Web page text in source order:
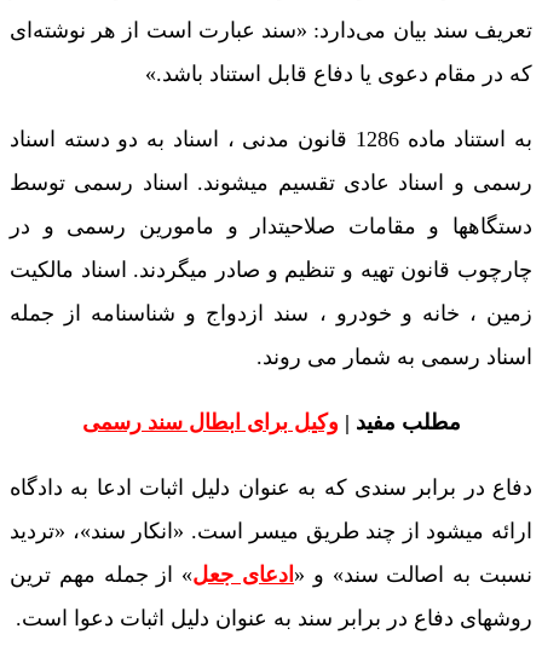
تعریف سند بیان می‌دارد: «سند عبارت است از هر نوشته‌ای
که در مقام دعوی یا دفاع قابل استناد باشد.»
به استناد ماده 1286 قانون مدنی ، اسناد به دو دسته اسناد
رسمی و اسناد عادی تقسیم میشوند. اسناد رسمی توسط
دستگاهها و مقامات صلاحیتدار و مامورین رسمی و در
چارچوب قانون تهیه و تنظیم و صادر میگردند. اسناد مالکیت
زمین ، خانه و خودرو ، سند ازدواج و شناسنامه از جمله
اسناد رسمی به شمار می روند.
مطلب مفید | وکیل برای ابطال سند رسمی
دفاع در برابر سندی که به عنوان دلیل اثبات ادعا به دادگاه
ارائه میشود از چند طریق میسر است. «انکار سند»، «تردید
نسبت به اصالت سند» و « ادعای جعل» از جمله مهم ترین
روشهای دفاع در برابر سند به عنوان دلیل اثبات دعوا است.